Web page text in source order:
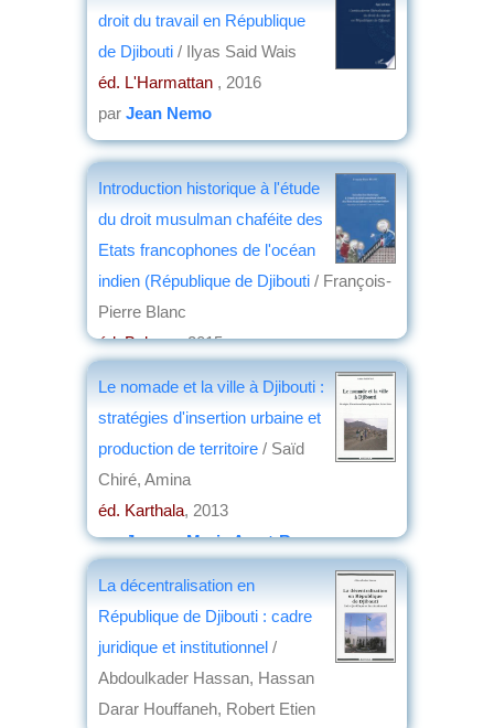
droit du travail en République
de Djibouti / Ilyas Said Wais
éd. L'Harmattan , 2016
par Jean Nemo
Introduction historique à l'étude
du droit musulman chaféite des
Etats francophones de l'océan
indien (République de Djibouti / François-
Pierre Blanc
éd. Balzac, 2015
Le nomade et la ville à Djibouti :
stratégies d'insertion urbaine et
production de territoire / Saïd
Chiré, Amina
éd. Karthala, 2013
parJeanne-Marie Amat-Roze
La décentralisation en
République de Djibouti : cadre
juridique et institutionnel /
Abdoulkader Hassan, Hassan
Darar Houffaneh, Robert Etien